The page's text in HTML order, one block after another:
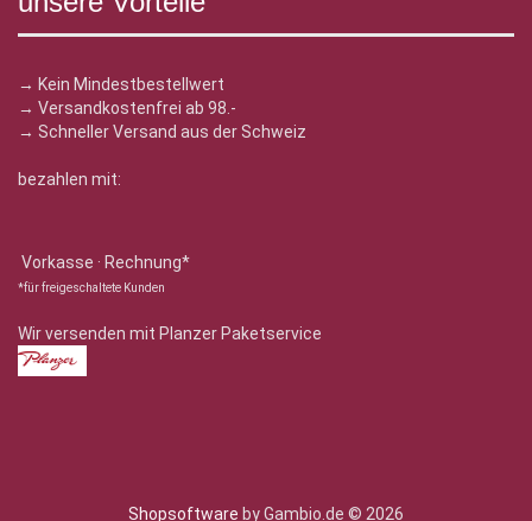
→ Kein Mindestbestellwert
→ Versandkostenfrei ab 98.-
→ Schneller Versand aus der Schweiz
bezahlen mit:
Vorkasse · Rechnung*
*für freigeschaltete Kunden
Wir versenden mit Planzer Paketservice
Shopsoftware by Gambio.de © 2026